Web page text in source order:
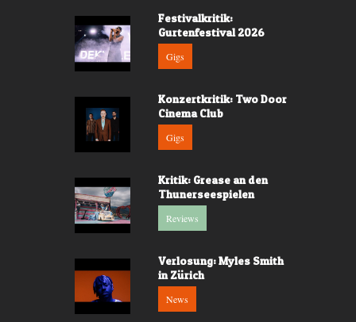
Festivalkritik:
Gurtenfestival 2026
Gigs
Konzertkritik: Two Door
Cinema Club
Gigs
Kritik: Grease an den
Thunerseespielen
Reviews
Verlosung: Myles Smith
in Zürich
News